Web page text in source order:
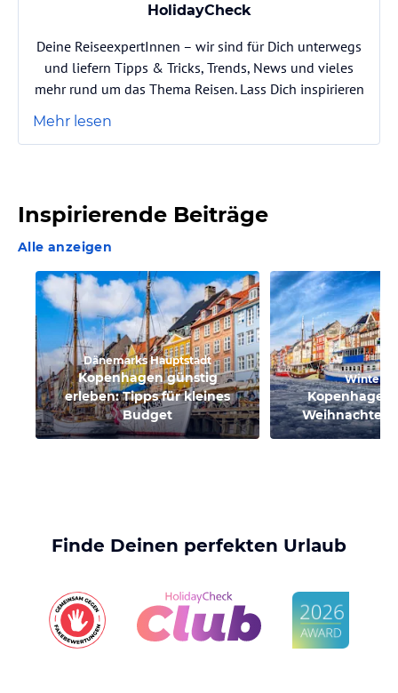
HolidayCheck
Deine ReiseexpertInnen – wir sind für Dich unterwegs
und liefern Tipps & Tricks, Trends, News und vieles
mehr rund um das Thema Reisen. Lass Dich inspirieren
Mehr lesen
Inspirierende Beiträge
Alle anzeigen
Dänemarks Hauptstadt
Kopenhagen günstig
erleben: Tipps für kleines
Budget
Weihnachten
Finde Deinen perfekten Urlaub